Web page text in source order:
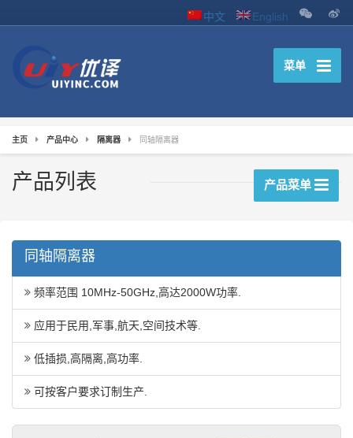
中文 English
菜单
主页 产品中心 隔离器 同轴隔离器
产品列表 产品菜单
同轴隔离器
频率范围 10MHz-50GHz,高达2000W功率.
应用于民用,军事,航天,空间技术等.
低插损,高隔离,高功率.
可按客户要求订制生产.